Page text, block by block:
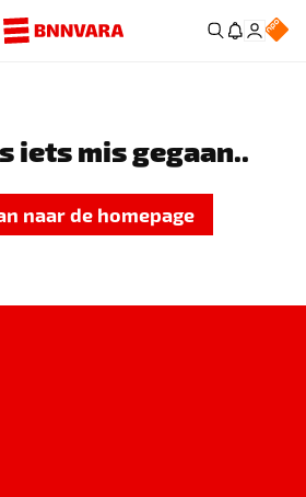
iets mis gegaan..
naar de homepage